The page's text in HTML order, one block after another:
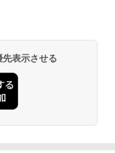
Flo Milli, ATL Jacob
ルレス 500ml ×24本
ル 静岡県産 500ミリリ
(角川コミックス・
表示させる